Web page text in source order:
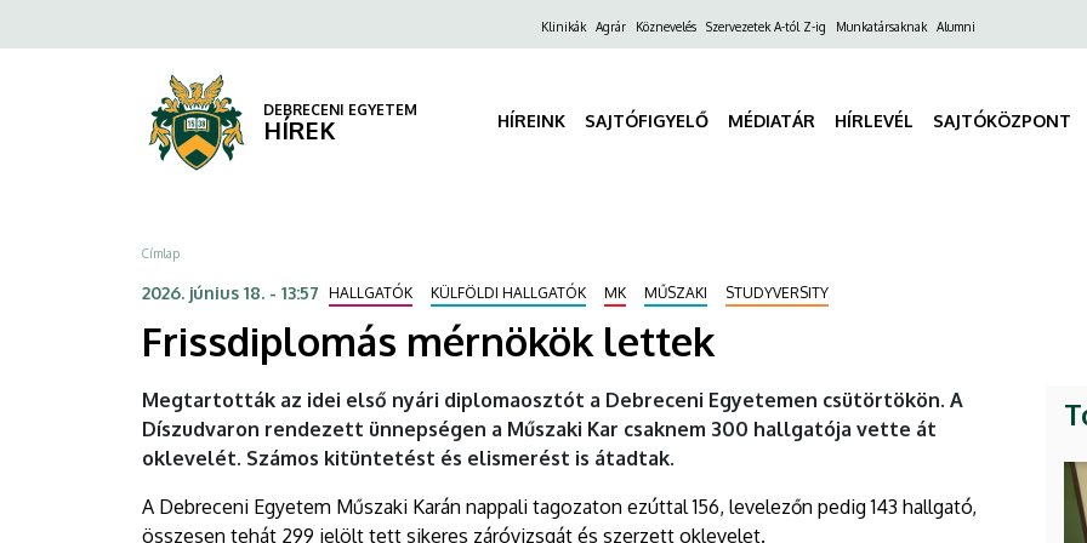
mérnökök
EGYETEM
a
FelsőKlinikák Agrár Köznevelés Szervezetek A-tól Z-ig Munkatársaknak Alumni
DEBRECENI EGYETEM
HÍREK HÍREINK SAJTÓFIGYELŐ MÉDIATÁR HÍRLEVÉL SAJTÓKÖZPONT
Morzsa
Címlap
2026. június 18. - 13:57 HALLGATÓK KÜLFÖLDI HALLGATÓK MK MŰSZAKI STUDYVERSITY
Frissdiplomás mérnökök lettek
Megtartották az idei első nyári diplomaosztót a Debreceni Egyetemen csütörtökön. A
Díszudvaron rendezett ünnepségen a Műszaki Kar csaknem 300 hallgatója vette át
oklevelét. Számos kitüntetést és elismerést is átadtak.
A Debreceni Egyetem Műszaki Karán nappali tagozaton ezúttal 156, levelezőn pedig 143 hallgató,
összesen tehát 299 jelölt tett sikeres záróvizsgát és szerzett oklevelet.